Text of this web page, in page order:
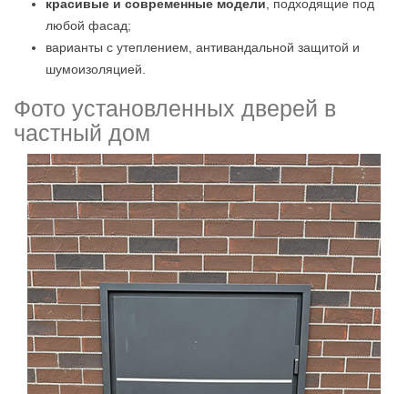
красивые и современные модели , подходящие под
любой фасад;
варианты с утеплением, антивандальной защитой и
шумоизоляцией.
Фото установленных дверей в
частный дом